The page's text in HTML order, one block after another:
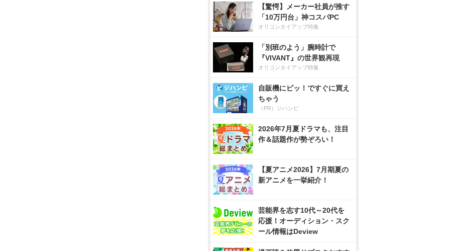
【驚愕】メーカー社員が推す
「10万円台」神コスパPC
オリコンタイアップ特集
「別班のよう」腕時計で
『VIVANT』の世界観再現
オリコンタイアップ特集
自販機にピッ！ですぐに買え
ちゃう
（PR）ジハンピ
2026年7月夏ドラマも、注目
作＆話題作が勢ぞろい！
【夏アニメ2026】7月期夏の
新アニメを一挙紹介！
芸能界を志す10代～20代を
応援！オーディション・スク
ール情報はDeview